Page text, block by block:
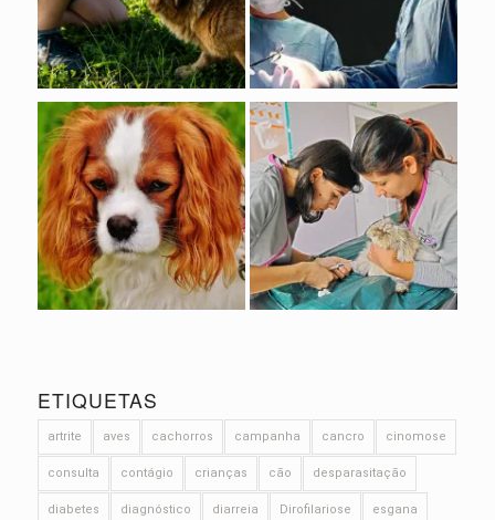
ETIQUETAS
artrite aves cachorros campanha cancro cinomose
consulta contágio crianças cão desparasitação
diabetes diagnóstico diarreia Dirofilariose esgana